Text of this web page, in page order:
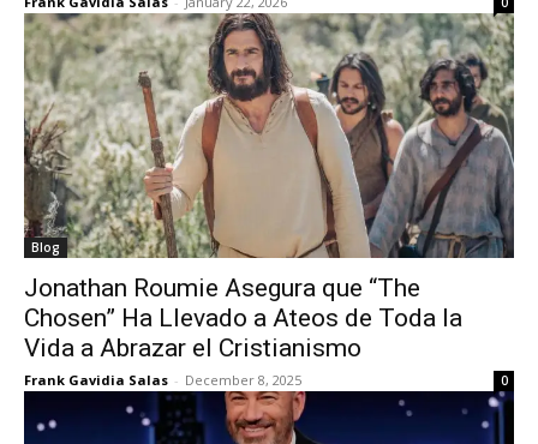
Blog
Jonathan Roumie Asegura que “The
Chosen” Ha Llevado a Ateos de Toda la
Vida a Abrazar el Cristianismo
Frank Gavidia Salas - December 8, 2025 0